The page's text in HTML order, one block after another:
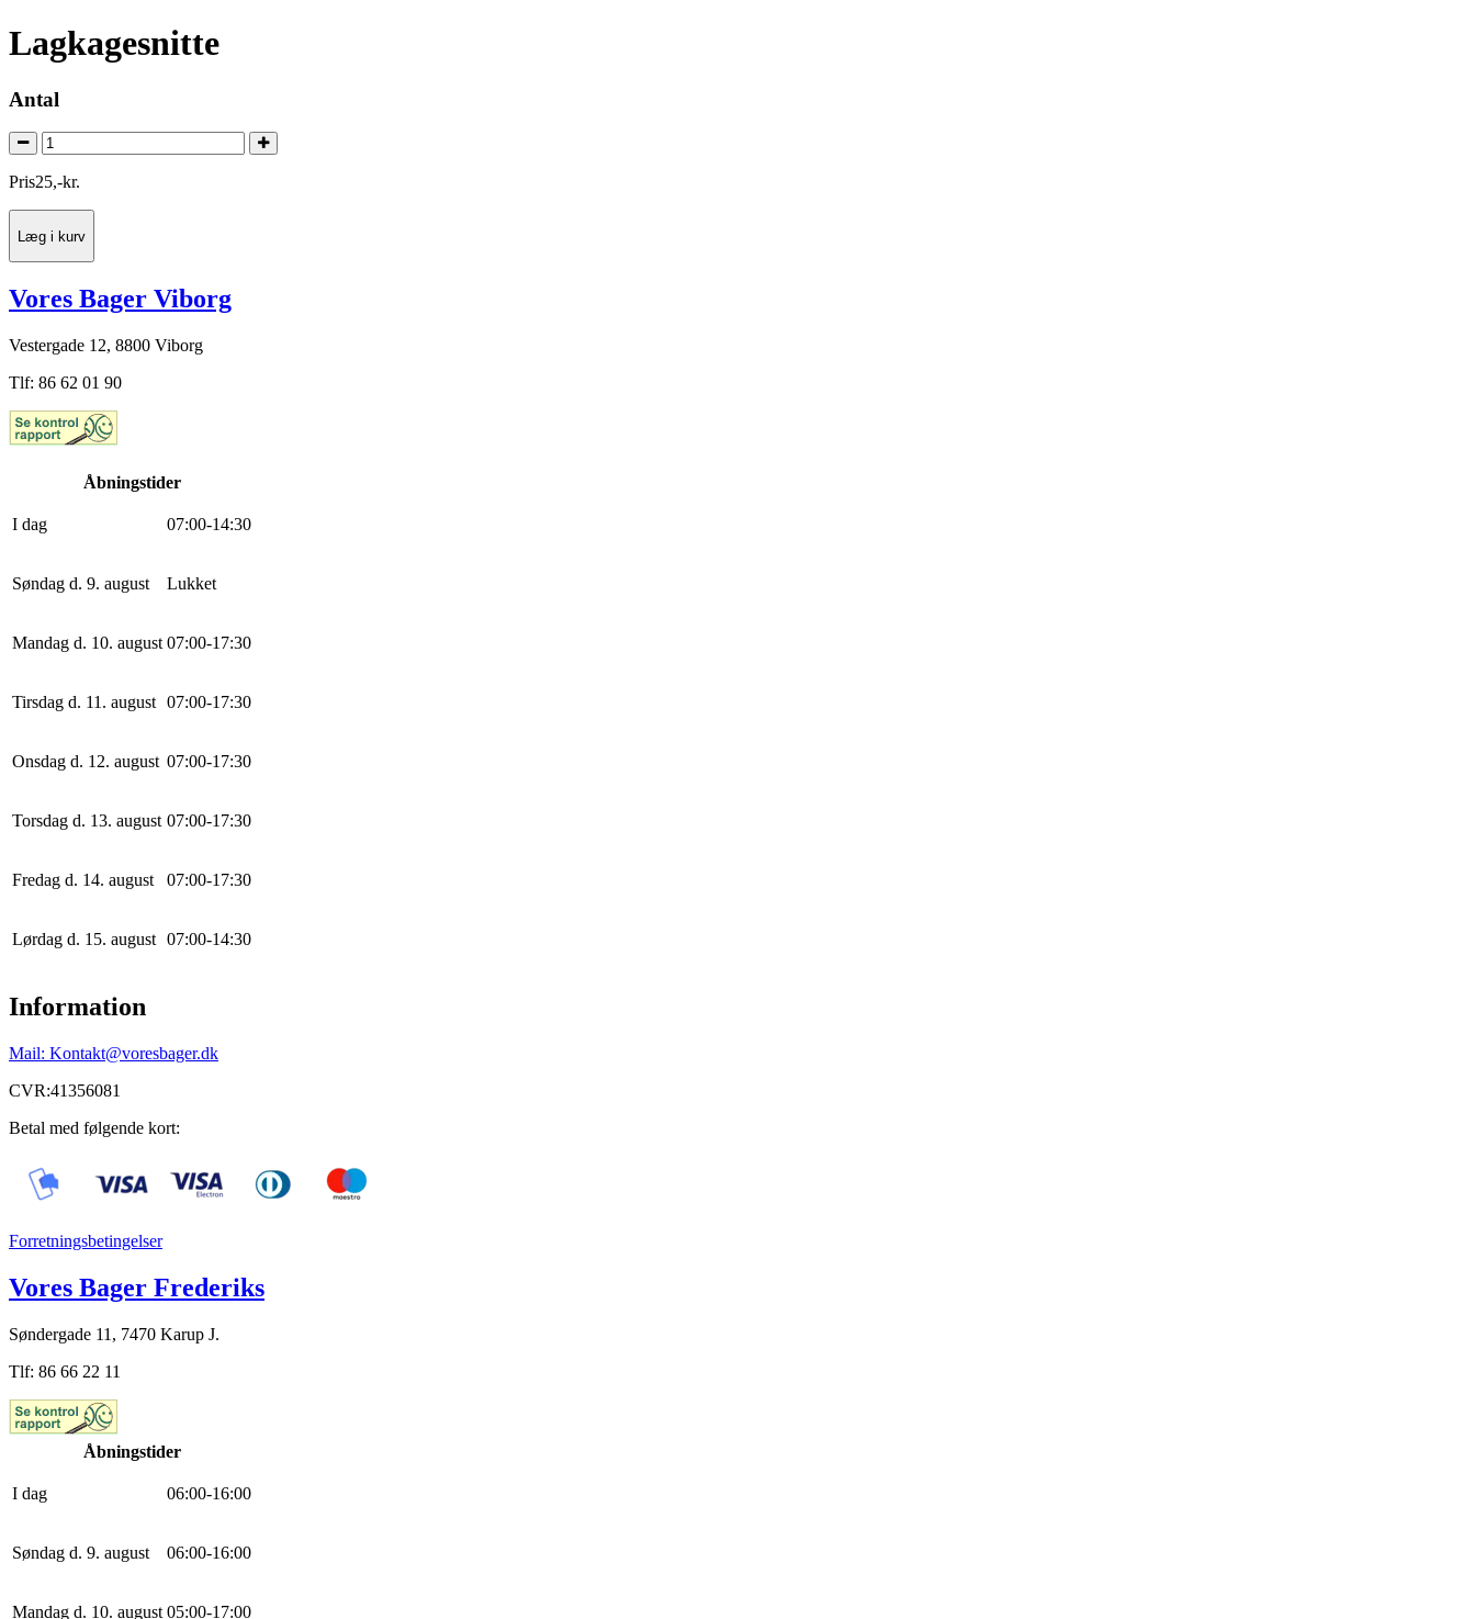
Lagkagesnitte
Antal
Pris25,-kr.
Læg i kurv
Vores Bager Viborg
Vestergade 12, 8800 Viborg
Tlf: 86 62 01 90
Åbningstider
I dag 07:00-14:30
Søndag d. 9. august Lukket
Mandag d. 10. august 07:00-17:30
Tirsdag d. 11. august 07:00-17:30
Onsdag d. 12. august 07:00-17:30
Torsdag d. 13. august 07:00-17:30
Fredag d. 14. august 07:00-17:30
Lørdag d. 15. august 07:00-14:30
Information
Mail: Kontakt@voresbager.dk
CVR:41356081
Betal med følgende kort:
Forretningsbetingelser
Vores Bager Frederiks
Søndergade 11, 7470 Karup J.
Tlf: 86 66 22 11
Åbningstider
I dag 06:00-16:00
Søndag d. 9. august 06:00-16:00
Mandag d. 10. august 05:00-17:00